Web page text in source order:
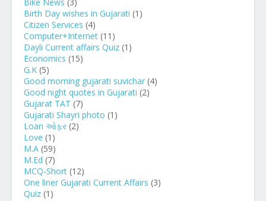
Birth Day wishes in Gujarati (1)
Citizen Services (4)
Computer+Internet (11)
Dayli Current affairs Quiz (1)
Economics (15)
G.K (5)
Good morning gujarati suvichar (4)
Good night quotes in Gujarati (2)
Gujarat TAT (7)
Gujarati Shayri photo (1)
Loan ઓફર (2)
Love (1)
M.A (59)
M.Ed (7)
MCQ-Short (12)
One liner Gujarati Current Affairs (3)
Quiz (1)